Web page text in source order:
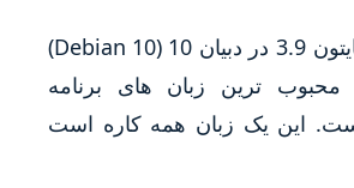
آموزش نصب پایتون 3.9 در دبیان 10 (Debian 10)
محبوب ترین زبان های برنامه
این یک زبان همه کاره است